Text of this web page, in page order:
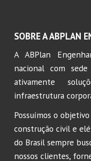
SOBRE A ABPLAN
A ABPlan
nacional com
ativamente
infraestrutura
Possuímos o
construção civil e
do Brasil sempre
nossos clientes,